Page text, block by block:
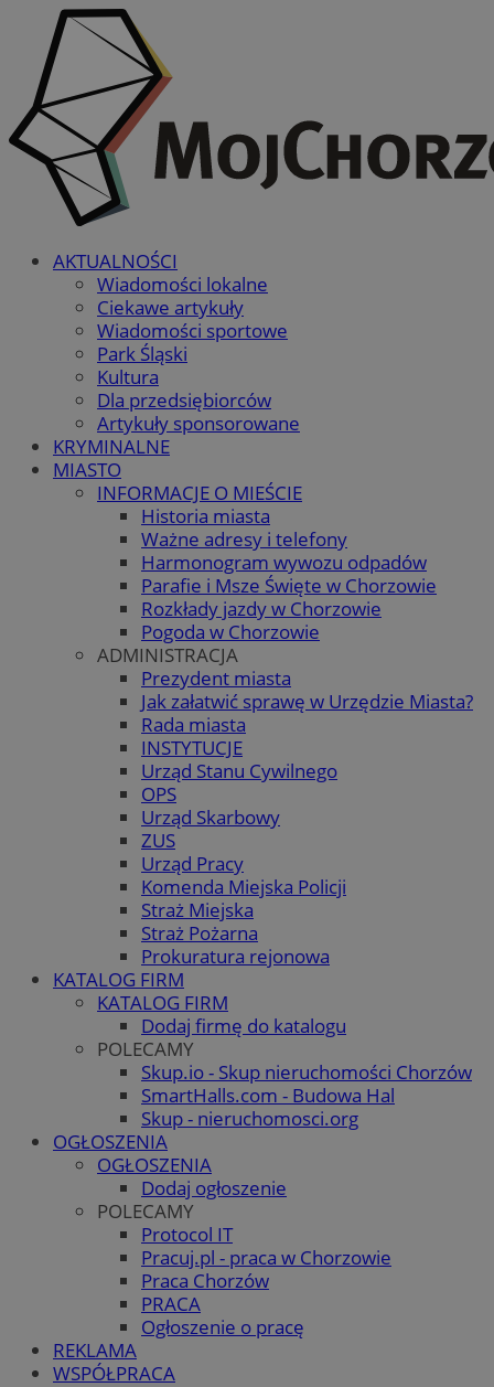
AKTUALNOŚCI
Wiadomości lokalne
Ciekawe artykuły
Wiadomości sportowe
Park Śląski
Kultura
Dla przedsiębiorców
Artykuły sponsorowane
KRYMINALNE
MIASTO
INFORMACJE O MIEŚCIE
Historia miasta
Ważne adresy i telefony
Harmonogram wywozu odpadów
Parafie i Msze Święte w Chorzowie
Rozkłady jazdy w Chorzowie
Pogoda w Chorzowie
ADMINISTRACJA
Prezydent miasta
Jak załatwić sprawę w Urzędzie Miasta?
Rada miasta
INSTYTUCJE
Urząd Stanu Cywilnego
OPS
Urząd Skarbowy
ZUS
Urząd Pracy
Komenda Miejska Policji
Straż Miejska
Straż Pożarna
Prokuratura rejonowa
KATALOG FIRM
KATALOG FIRM
Dodaj firmę do katalogu
POLECAMY
Skup.io - Skup nieruchomości Chorzów
SmartHalls.com - Budowa Hal
Skup - nieruchomosci.org
OGŁOSZENIA
OGŁOSZENIA
Dodaj ogłoszenie
POLECAMY
Protocol IT
Pracuj.pl - praca w Chorzowie
Praca Chorzów
PRACA
Ogłoszenie o pracę
REKLAMA
WSPÓŁPRACA